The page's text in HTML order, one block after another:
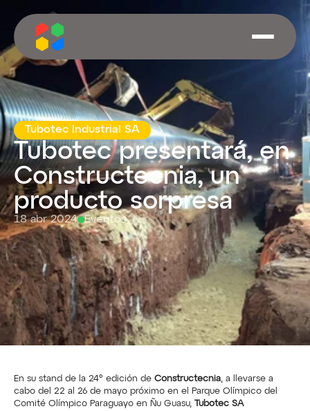
Tubotec Industrial SA
Tubotec presentará, en
Constructecnia, un
producto sorpresa
18 abr 2024 Eventos
En su stand de la 24° edición de Constructecnia, a llevarse a
cabo del 22 al 26 de mayo próximo en el Parque Olímpico del
Comité Olímpico Paraguayo en Ñu Guasu, Tubotec SA